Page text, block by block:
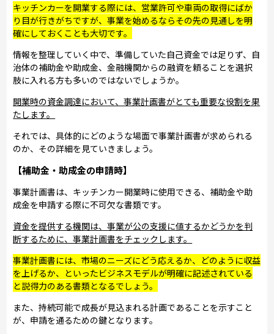
キッチンカーを開業する際には、営業許可や車両の取得にばか
り目が行きがちですが、事業を始めるならその先の見通しを明
確にしておくことも大切です。
情報を整理していく中で、準備していた自己資金では足りず、自
治体の補助金や助成金、金融機関からの融資を頼ることを選択
肢に入れる方も多いのではないでしょうか。
開業時の資金調達において、事業計画書がとても重要な役割を果
たします。
それでは、具体的にどのような場面で事業計画書が求められる
のか、その詳細を見ていきましょう。
【補助金・助成金の申請時】
事業計画書は、キッチンカー開業時に使用できる、補助金や助
成金を申請する際に不可欠な書類です。
資金を提供する機関は、事業が公の支援に値するかどうかを判
断するために、事業計画書をチェックします。
事業計画書には、市場のニーズにどう応えるか、どのように収益
を上げるか、といったビジネスモデルが明確に記述されている
と説得力のある書類となるでしょう。
また、持続可能で成長が見込まれる計画であることを示すこと
が、申請を通るための鍵となります。